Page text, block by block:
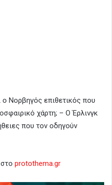
ο Νορβηγός επιθετικός που
χάρτη; – Ο Έρλινγκ
που τον οδηγούν
protothema.gr